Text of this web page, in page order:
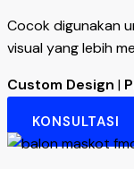
Cocok digunakan
visual yang lebih
Custom Design |
KONSULTASI